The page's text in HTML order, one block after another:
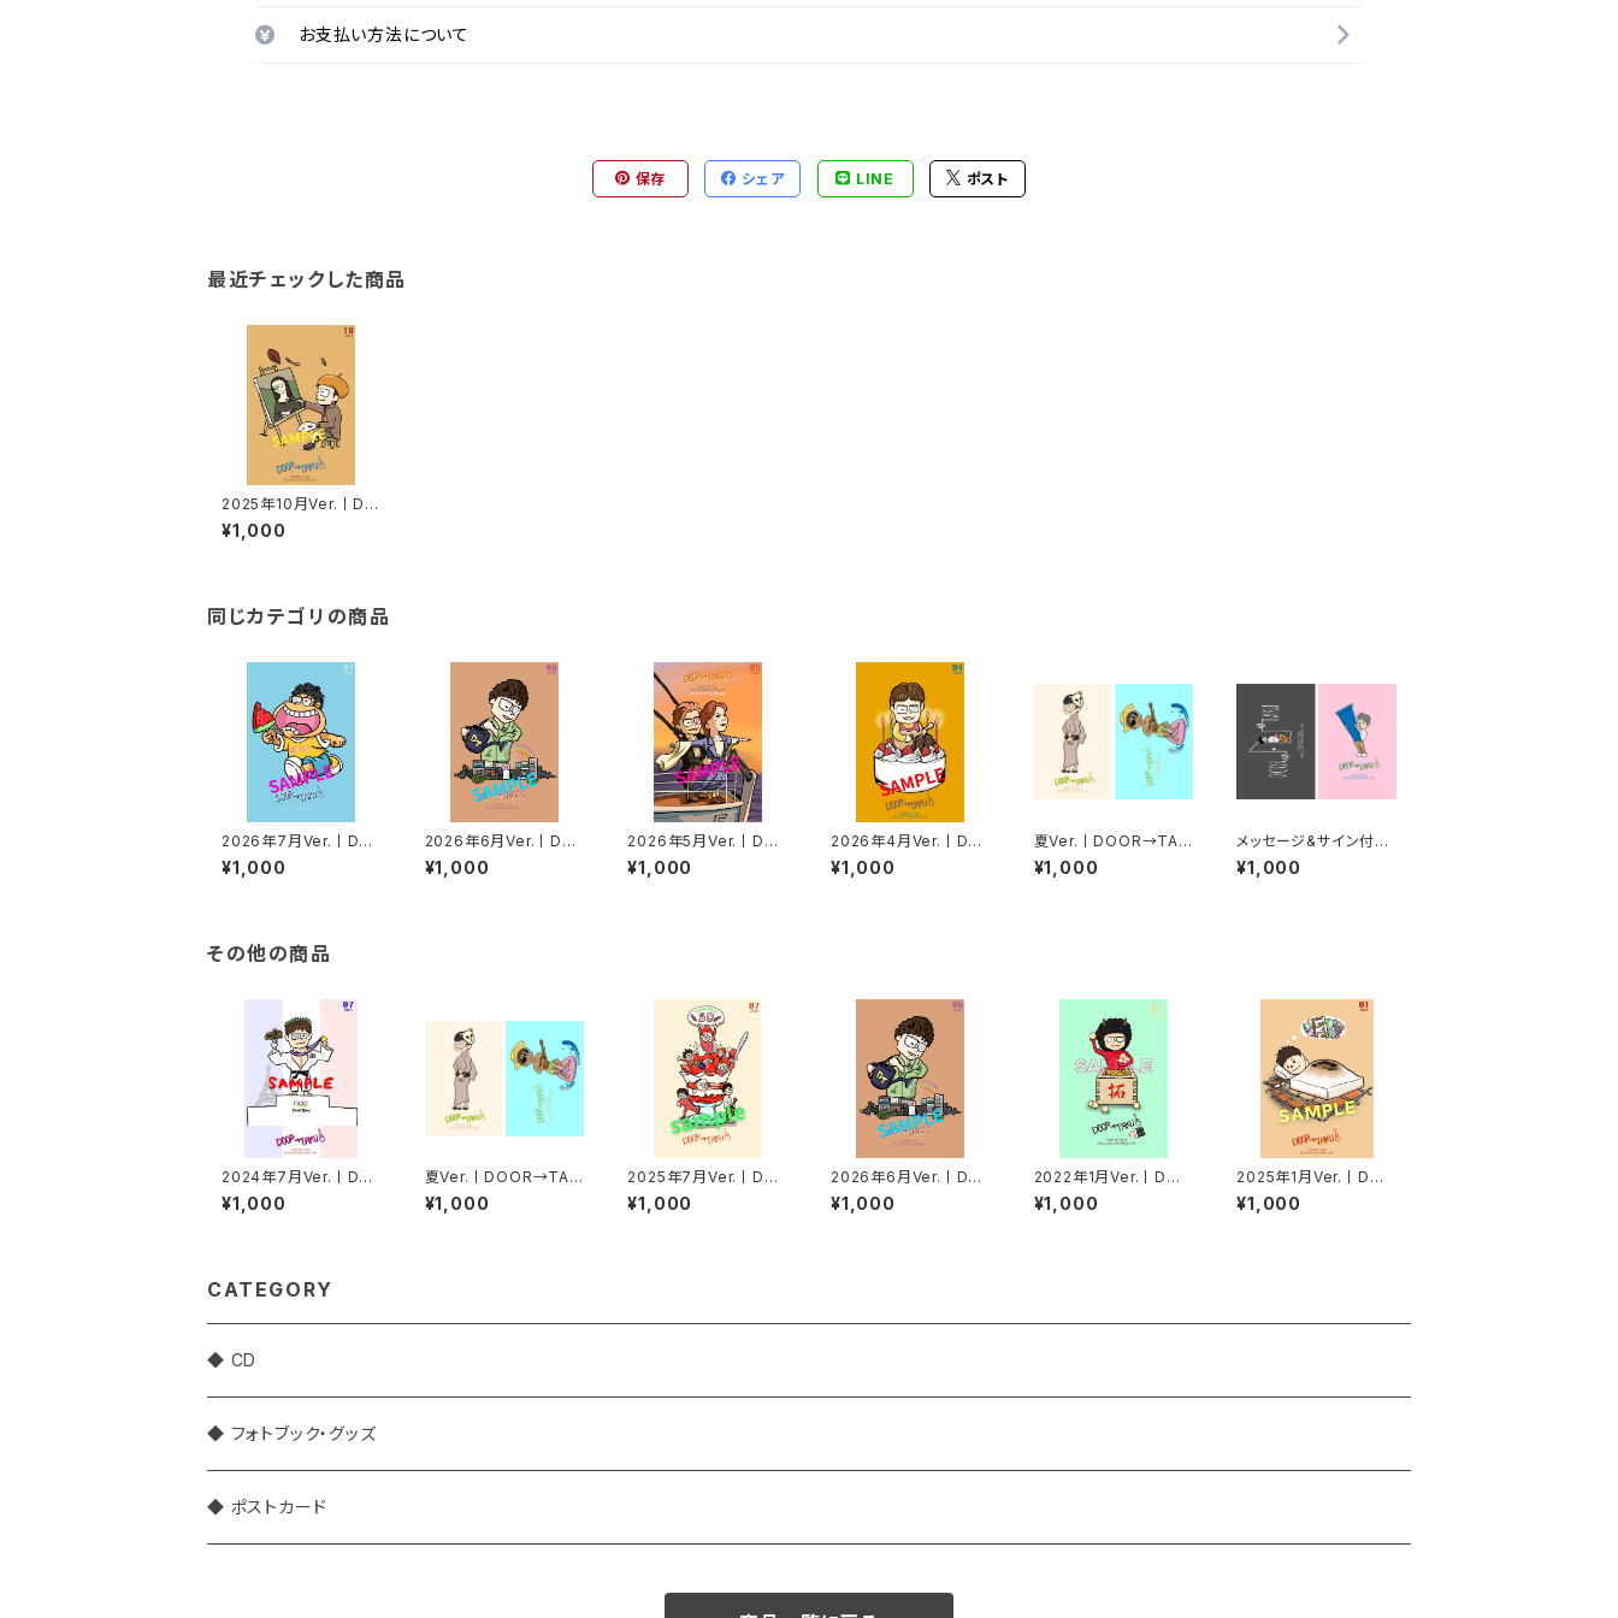
お支払い方法について
保存 シェア LINE ポスト
最近チェックした商品
2025年10月Ver.丨DO
OR→TAKUポストカー
ド
¥1,000
同じカテゴリの商品
2026年7月Ver.丨DO
OR→TAKUポストカー
ド
¥1,000
2026年6月Ver.丨DO
OR→TAKUポストカー
ド
¥1,000
2026年5月Ver.丨DO
OR→TAKUポストカー
ド
¥1,000
2026年4月Ver.丨DO
OR→TAKUポストカー
ド
¥1,000
夏Ver.丨DOOR→TAK
Uポストカード【2枚セッ
ト】
¥1,000
メッセージ&サイン付き
ポストカード【2枚セッ
ト】
¥1,000
その他の商品
2024年7月Ver.丨DO
OR→TAKUポストカー
ド
¥1,000
夏Ver.丨DOOR→TAK
Uポストカード【2枚セッ
ト】
¥1,000
2025年7月Ver.丨DO
OR→TAKUポストカー
ド
¥1,000
2026年6月Ver.丨DO
OR→TAKUポストカー
ド
¥1,000
2022年1月Ver.丨DOO
R→TAKUポストカード
¥1,000
2025年1月Ver.丨DOO
R→TAKUポストカード
¥1,000
CATEGORY
◆ CD
◆ フォトブック・グッズ
◆ ポストカード